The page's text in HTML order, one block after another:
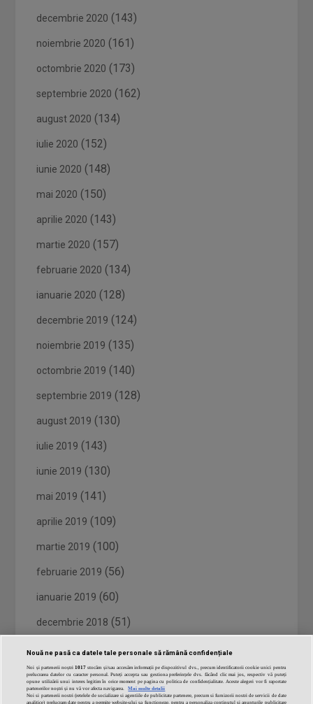
decembrie 2020 (143)
noiembrie 2020 (161)
octombrie 2020 (173)
septembrie 2020 (162)
august 2020 (134)
iulie 2020 (152)
iunie 2020 (148)
mai 2020 (150)
aprilie 2020 (143)
martie 2020 (157)
februarie 2020 (134)
ianuarie 2020 (128)
decembrie 2019 (124)
noiembrie 2019 (135)
octombrie 2019 (140)
septembrie 2019 (128)
august 2019 (130)
iulie 2019 (143)
iunie 2019 (130)
mai 2019 (141)
aprilie 2019 (109)
martie 2019 (100)
februarie 2019 (56)
ianuarie 2019 (60)
decembrie 2018 (51)
noiembrie 2018 (59)
octombrie 2018(61)
septembrie 2018(60)
Nouă ne pasă ca datele tale personale să rămână confidențiale
Noi și partenerii noștri1017 stocăm și/sau accesăm informații pe dispozitivul dvs., precum identificatorii cookie unici pentru
prelucrarea datelor cu caracter personal. Puteți accepta sau gestiona preferințele dvs. făcând clic mai jos, respectiv vă puteți
opune utilizării unui interes legitim în orice moment pe pagina cu politica de confidențialitate. Aceste alegeri vor fi raportate
partenerilor noștri și nu vă vor afecta navigarea.
Mai multe detalii
Noi si partenerii nostri (retelele de socializare si agentiile de publicitate partenere, precum si furnizorii nostri de servicii de date
analitice) prelucram date pentru a permite website-ului sa functioneze, pentru a personaliza continutul si anunturile publicitare